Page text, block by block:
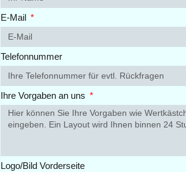
E-Mail
Telefonnummer
Ihre Vorgaben an uns
Logo/Bild Vorderseite